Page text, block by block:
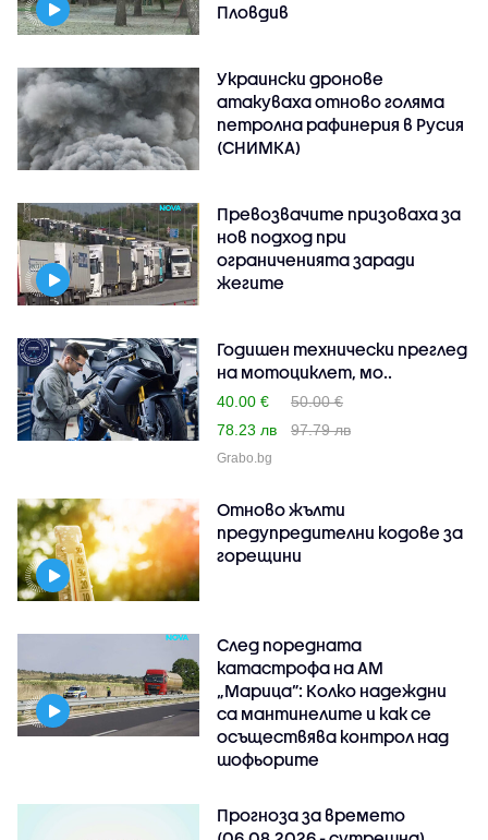
Пловдив
Украински дронове
атакуваха отново голяма
петролна рафинерия в Русия
(СНИМКА)
Превозвачите призоваха за
нов подход при
ограниченията заради
жегите
Годишен технически преглед
на мотоциклет, мо..
40.00 €
50.00 €
78.23 лв
97.79 лв
Grabo.bg
Отново жълти
предупредителни кодове за
горещини
След поредната
катастрофа на АМ
„Марица”: Колко надеждни
са мантинелите и как се
осъществява контрол над
шофьорите
Прогноза за времето